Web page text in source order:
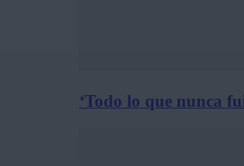
‘Todo lo que nunca